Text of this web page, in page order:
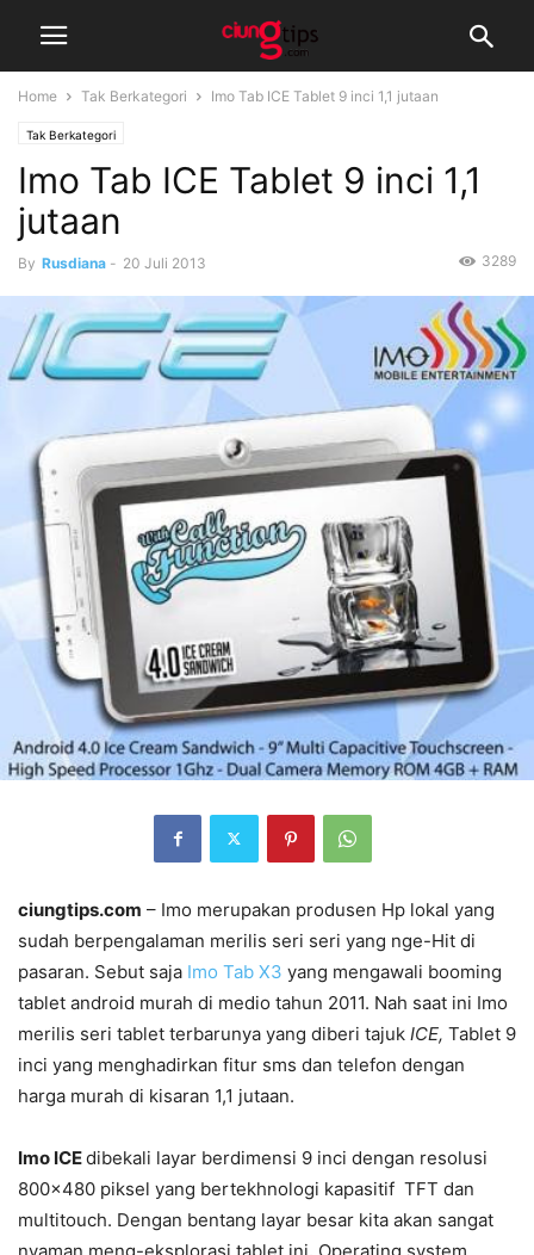
Home Tak Berkategori Imo Tab ICE Tablet 9 inci 1,1 jutaan
Tak Berkategori
Imo Tab ICE Tablet 9 inci 1,1
jutaan
By Rusdiana - 20 Juli 2013 3289
ciungtips.com – Imo merupakan produsen Hp lokal yang
sudah berpengalaman merilis seri seri yang nge-Hit di
pasaran. Sebut saja Imo Tab X3 yang mengawali booming
tablet android murah di medio tahun 2011. Nah saat ini Imo
merilis seri tablet terbarunya yang diberi tajuk ICE, Tablet 9
inci yang menghadirkan fitur sms dan telefon dengan
harga murah di kisaran 1,1 jutaan.
Imo ICEdibekali layar berdimensi 9 inci dengan resolusi
800×480 piksel yang bertekhnologi kapasitif TFT dan
multitouch. Dengan bentang layar besar kita akan sangat